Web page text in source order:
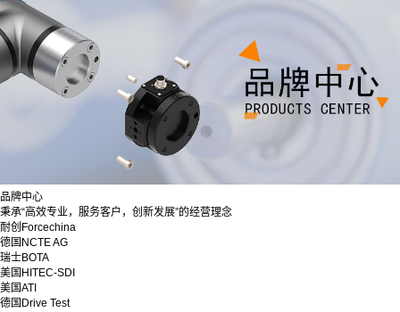
品牌中心
秉承“高效专业，服务客户，创新发展”的经营理念
耐创Forcechina
德国NCTE AG
瑞士BOTA
美国HITEC-SDI
美国ATI
德国Drive Test